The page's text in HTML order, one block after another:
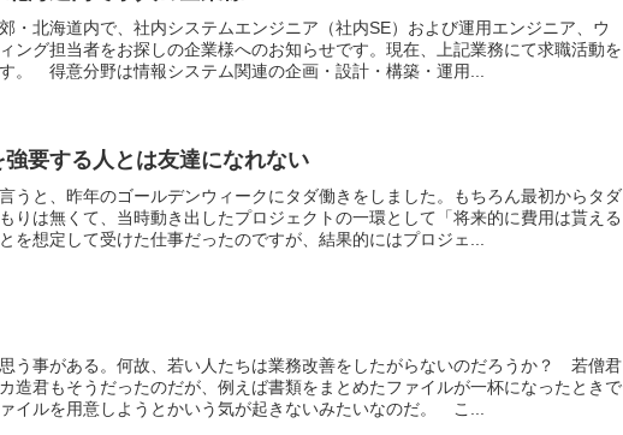
・北海道内で、社内システムエンジニア（社内SE）および運用エンジニア、ウ
ング担当者をお探しの企業様へのお知らせです。現在、上記業務にて求職活動を
。 得意分野は情報システム関連の企画・設計・構築・運用...
強要する人とは友達になれない
うと、昨年のゴールデンウィークにタダ働きをしました。もちろん最初からタダ
りは無くて、当時動き出したプロジェクトの一環として「将来的に費用は貰える
を想定して受けた仕事だったのですが、結果的にはプロジェ...
う事がある。何故、若い人たちは業務改善をしたがらないのだろうか？ 若僧君
造君もそうだったのだが、例えば書類をまとめたファイルが一杯になったときで
イルを用意しようとかいう気が起きないみたいなのだ。 こ...